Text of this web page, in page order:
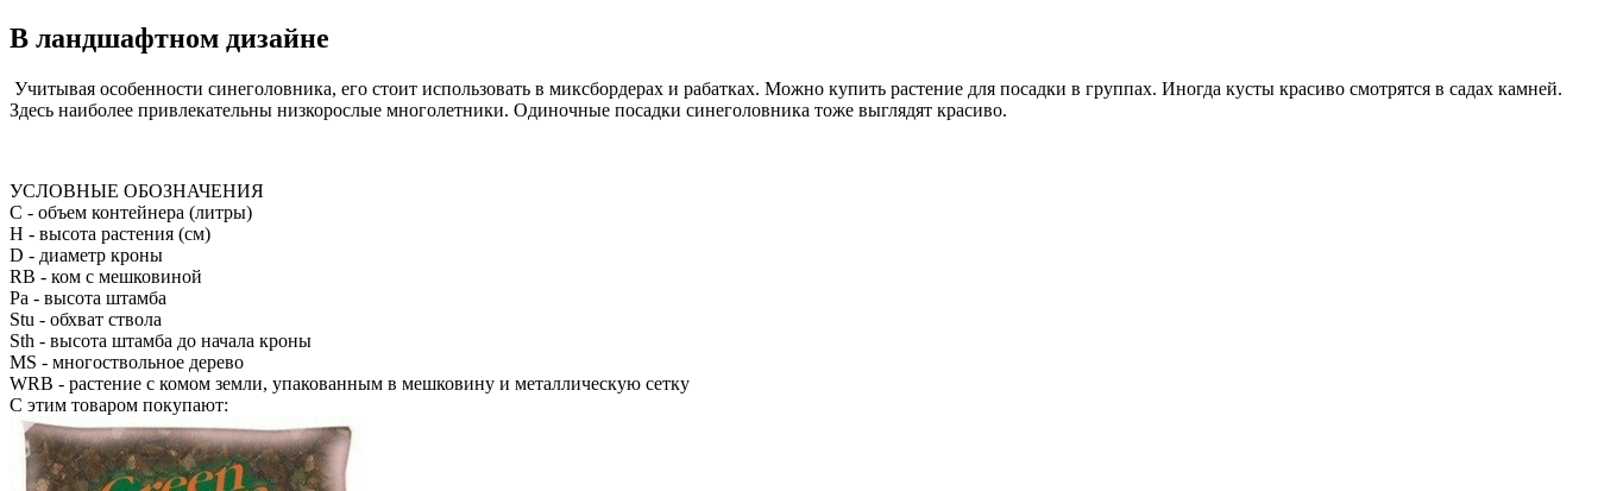
В ландшафтном дизайне
Учитывая особенности синеголовника, его стоит использовать в миксбордерах и рабатках. Можно купить растение для посадки в группах. Иногда кусты красиво смотрятся в садах камней.
Здесь наиболее привлекательны низкорослые многолетники. Одиночные посадки синеголовника тоже выглядят красиво.
УСЛОВНЫЕ ОБОЗНАЧЕНИЯ
С - объем контейнера (литры)
H - высота растения (см)
D - диаметр кроны
RB - ком с мешковиной
Pa - высота штамба
Stu - обхват ствола
Sth - высота штамба до начала кроны
MS - многоствольное дерево
WRB - растение с комом земли, упакованным в мешковину и металлическую сетку
С этим товаром покупают: